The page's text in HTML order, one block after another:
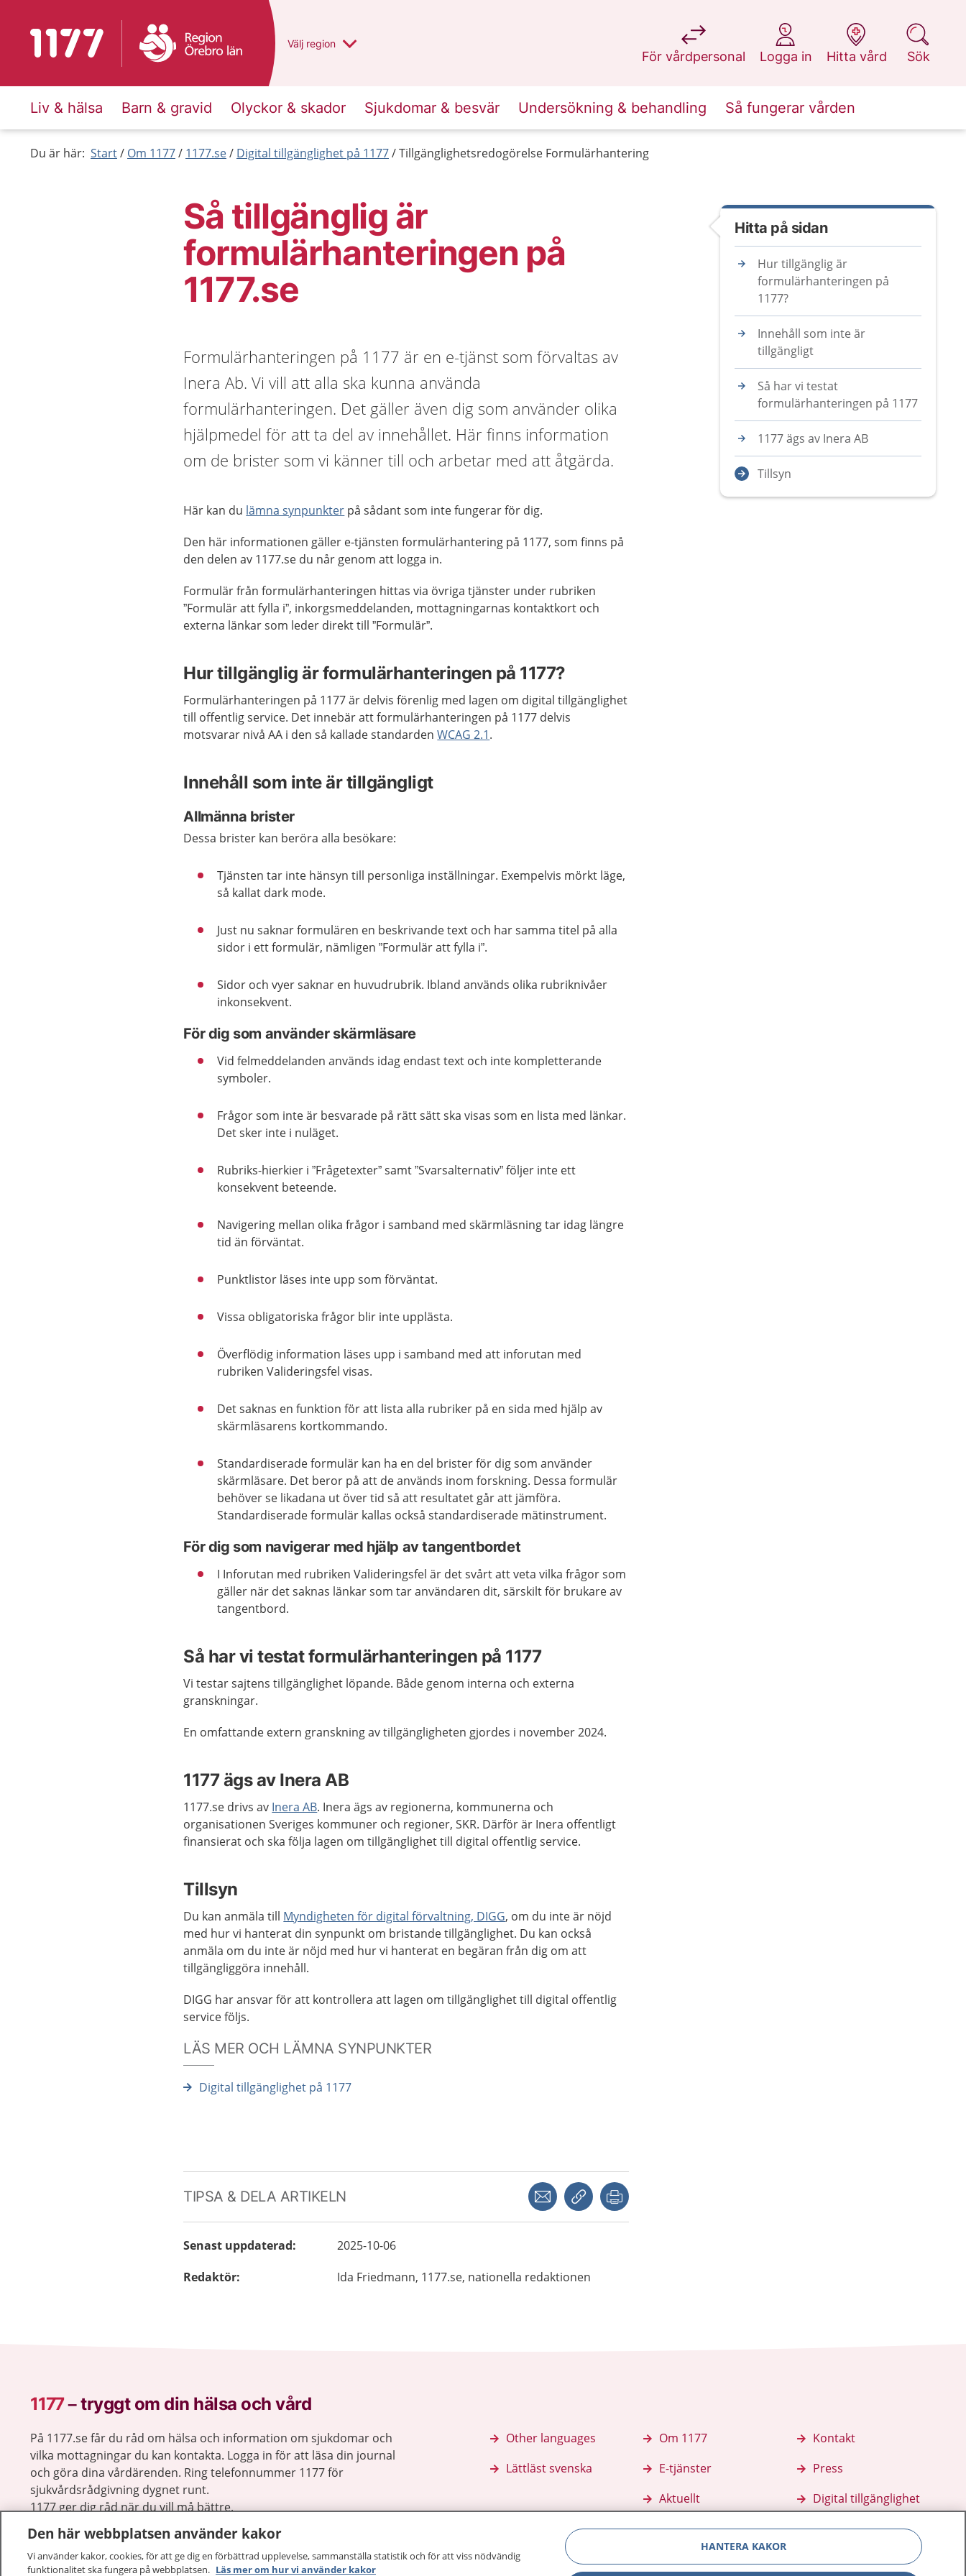
Till startsidan för 1177 Du har valt region
Välj en annan
region
För vårdpersonal
på 1177.se
Logga in
på 1177.se
Hitta vård
på 1177.se
Sök
på 1177.se
Liv & hälsa Barn & gravid Olyckor & skador Sjukdomar & besvär Undersökning & behandling Så fungerar vården
Du är här: Start Om 1177 1177.se Digital tillgänglighet på 1177 Tillgänglighetsredogörelse Formulärhantering
Så tillgänglig är
formulärhanteringen på
1177.se
Formulärhanteringen på 1177 är en e-tjänst som förvaltas av
Inera Ab. Vi vill att alla ska kunna använda
formulärhanteringen. Det gäller även dig som använder olika
hjälpmedel för att ta del av innehållet. Här finns information
om de brister som vi känner till och arbetar med att åtgärda.
Här kan du lämna synpunkter på sådant som inte fungerar för dig.
Den här informationen gäller e-tjänsten formulärhantering på 1177, som finns på
den delen av 1177.se du når genom att logga in.
Formulär från formulärhanteringen hittas via övriga tjänster under rubriken
”Formulär att fylla i”, inkorgsmeddelanden, mottagningarnas kontaktkort och
externa länkar som leder direkt till ”Formulär”.
Hur tillgänglig är formulärhanteringen på 1177?
Formulärhanteringen på 1177 är delvis förenlig med lagen om digital tillgänglighet
till offentlig service. Det innebär att formulärhanteringen på 1177 delvis
motsvarar nivå AA i den så kallade standardenWCAG 2.1.
Innehåll som inte är tillgängligt
Allmänna brister
Dessa brister kan beröra alla besökare:
Tjänsten tar inte hänsyn till personliga inställningar. Exempelvis mörkt läge,
så kallat dark mode.
Just nu saknar formulären en beskrivande text och har samma titel på alla
sidor i ett formulär, nämligen ”Formulär att fylla i”.
Sidor och vyer saknar en huvudrubrik. Ibland används olika rubriknivåer
inkonsekvent.
För dig som använder skärmläsare
Vid felmeddelanden används idag endast text och inte kompletterande
symboler.
Frågor som inte är besvarade på rätt sätt ska visas som en lista med länkar.
Det sker inte i nuläget.
Rubriks-hierkier i ”Frågetexter” samt ”Svarsalternativ” följer inte ett
konsekvent beteende.
Navigering mellan olika frågor i samband med skärmläsning tar idag längre
tid än förväntat.
Punktlistor läses inte upp som förväntat.
Vissa obligatoriska frågor blir inte upplästa.
Överflödig information läses upp i samband med att inforutan med
rubriken Valideringsfel visas.
Det saknas en funktion för att lista alla rubriker på en sida med hjälp av
skärmläsarens kortkommando.
Standardiserade formulär kan ha en del brister för dig som använder
skärmläsare. Det beror på att de används inom forskning. Dessa formulär
behöver se likadana ut över tid så att resultatet går att jämföra.
Standardiserade formulär kallas också standardiserade mätinstrument.
För dig som navigerar med hjälp av tangentbordet
I Inforutan med rubriken Valideringsfel är det svårt att veta vilka frågor som
gäller när det saknas länkar som tar användaren dit, särskilt för brukare av
tangentbord.
Så har vi testat formulärhanteringen på 1177
Vi testar sajtens tillgänglighet löpande. Både genom interna och externa
granskningar.
En omfattande extern granskning av tillgängligheten gjordes i november 2024.
1177 ägs av Inera AB
1177.se drivs av Inera AB. Inera ägs av regionerna, kommunerna och
organisationen Sveriges kommuner och regioner, SKR. Därför är Inera offentligt
finansierat och ska följa lagen om tillgänglighet till digital offentlig service.
Tillsyn
Du kan anmäla till Myndigheten för digital förvaltning, DIGG, om du inte är nöjd
med hur vi hanterat din synpunkt om bristande tillgänglighet. Du kan också
anmäla om du inte är nöjd med hur vi hanterat en begäran från dig om att
tillgängliggöra innehåll.
DIGG har ansvar för att kontrollera att lagen om tillgänglighet till digital offentlig
service följs.
LÄS MER OCH LÄMNA SYNPUNKTER
Digital tillgänglighet på 1177
TIPSA & DELA ARTIKELN Dela via mejlKopiera länk
Senast uppdaterad:
2025-10-06
Redaktör: Ida Friedmann, 1177.se, nationella redaktionen
Hitta på sidan
Hur tillgänglig är
formulärhanteringen på
1177?
Innehåll som inte är
tillgängligt
Så har vi testat
formulärhanteringen på 1177
1177 ägs av Inera AB
Tillsyn
1177–tryggt om din hälsa och vård
På 1177.se får du råd om hälsa och information om sjukdomar och
vilka mottagningar du kan kontakta. Logga in för att läsa din journal
och göra dina vårdärenden. Ring telefonnummer 1177 för
sjukvårdsrådgivning dygnet runt.
1177 ger dig råd när du vill må bättre.
Other languages
Lättläst svenska
Om 1177
E-tjänster
Aktuellt
Kontakt
Press
Digital tillgänglighet
Den här webbplatsen använder kakor
Vi använder kakor, cookies, för att ge dig en förbättrad upplevelse, sammanställa statistik och för att viss nödvändig
funktionalitet ska fungera på webbplatsen. Läs mer om hur vi använder kakor
HANTERA KAKOR